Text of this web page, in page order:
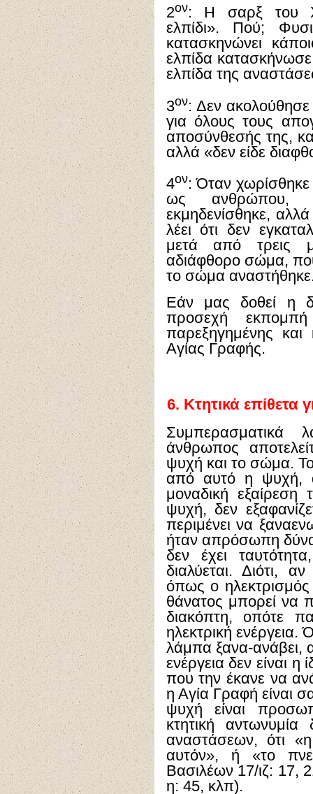
2ον: Η σαρξ του
ελπίδι». Πού;
κατασκηνώνει
ελπίδα
ελπίδα της
3ον: Δεν ακολούθησε
για όλους τους
αποσύνθεσής της,
αλλά «δεν είδε
4ον: Όταν
ως ανθρώπου,
εκμηδενίσθηκε,
λέει ότι δεν
μετά από τρεις
αδιάφθορο σώμα,
το σώμα
Εάν μας δοθεί η
προσεχή
παρεξηγημένης και
Αγίας Γραφής.
6. Κτητικά
Συμπερασματικά
άνθρωπος
ψυχή και το σώμα.
από αυτό η ψυχή,
μοναδική
ψυχή, δεν
περιμένει να
ήταν απρόσωπη
δεν έχει
διαλύεται. Διότι,
όπως ο
θάνατος μπορεί να
διακόπτη, οπότε
ηλεκτρική ενέργεια.
λάμπα ξανα-ανάβει,
ενέργεια δεν είναι η
που την έκανε να
η Αγία Γραφή είναι
ψυχή είναι
κτητική
αναστάσεων, ότι
αυτόν», ή «το
Βασιλέων 17/ιζ: 17,
η: 45, κλπ).